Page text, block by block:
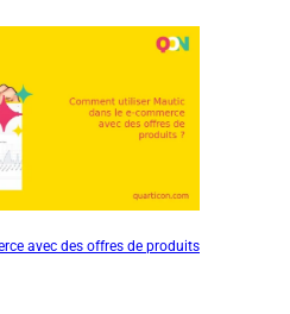
avec des offres de produits